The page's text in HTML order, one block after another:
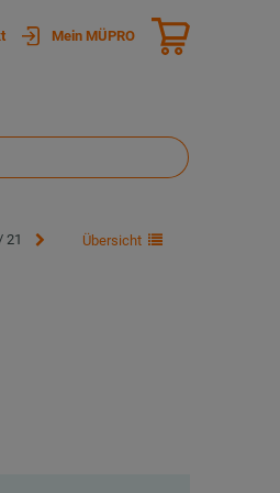
Mein MÜPRO
21 Übersicht